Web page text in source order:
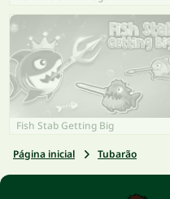
Fish Stab Getting Big
Página inicial Tubarão